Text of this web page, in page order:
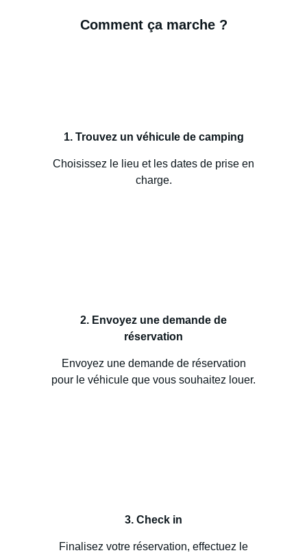
Comment ça marche ?
1. Trouvez un véhicule de camping
Choisissez le lieu et les dates de prise en
charge.
2. Envoyez une demande de
réservation
Envoyez une demande de réservation
pour le véhicule que vous souhaitez louer.
3. Check in
Finalisez votre réservation, effectuez le